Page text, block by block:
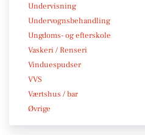
Undervisning
Undervognsbehandling
Ungdoms- og efterskole
Vaskeri / Renseri
Vinduespudser
VVS
Værtshus / bar
Øvrige